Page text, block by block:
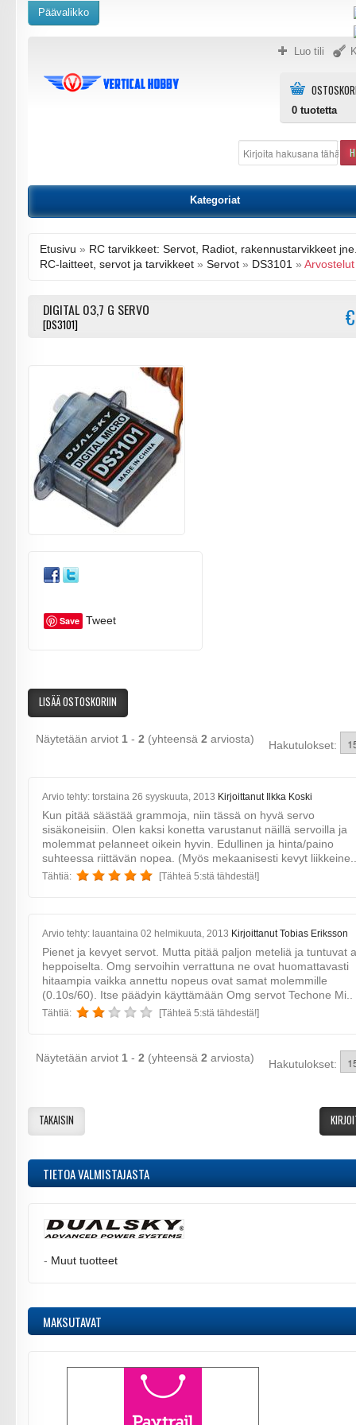
Luo tili
0 tuotetta
Päävalikko
Kategoriat
Etusivu » RC tarvikkeet: Servot, Radiot, rakennustarvikkeet
RC-laitteet, servot ja tarvikkeet » Servot » DS3101 » Arvostelut
DIGITAL 03,7 G SERVO
[DS3101]
Save Tweet
LISÄÄ OSTOSKORIIN
Näytetään arviot 1 - 2 (yhteensä 2 arviosta)
Hakutulokset:
Arvio tehty: torstaina 26 syyskuuta, 2013 Kirjoittanut Ilkka Koski
Kun pitää säästää grammoja, niin tässä on hyvä servo
sisäkoneisiin. Olen kaksi konetta varustanut näillä servoilla ja
molemmat pelanneet oikein hyvin. Edullinen ja hinta/paino
suhteessa riittävän nopea. (Myös mekaanisesti kevyt liikkeine..
Tähtiä: [Tähteä 5:stä tähdestä!]
Arvio tehty: lauantaina 02 helmikuuta, 2013 Kirjoittanut Tobias Eriksson
Pienet ja kevyet servot. Mutta pitää paljon meteliä ja tuntuvat
heppoiselta. Omg servoihin verrattuna ne ovat huomattavasti
hitaampia vaikka annettu nopeus ovat samat molemmille
(0.10s/60). Itse päädyin käyttämään Omg servot Techone Mi..
Tähtiä: [Tähteä 5:stä tähdestä!]
Näytetään arviot 1 - 2 (yhteensä 2 arviosta)
Hakutulokset:
TAKAISIN
TIETOA VALMISTAJASTA
- Muut tuotteet
MAKSUTAVAT